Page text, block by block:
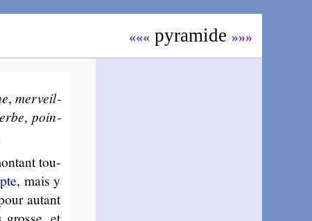
««« pyra­mide »»»
,mer­veil­
,poin­
tou­
, mais y
autant